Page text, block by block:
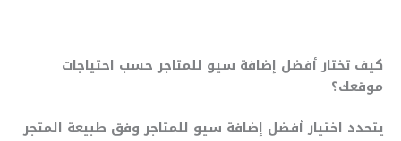
كيف تختار أفضل إضافة سيو للمتاجر حسب احتياجات
موقعك؟
يتحدد اختيار أفضل إضافة سيو للمتاجر وفق طبيعة المتجر